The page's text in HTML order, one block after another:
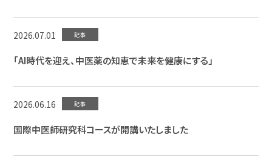
2026.07.01 記事
「AI時代を迎え、中医薬の知恵で未来を健康にする」
2026.06.16 記事
国際中医師研究科コースが開講いたしました